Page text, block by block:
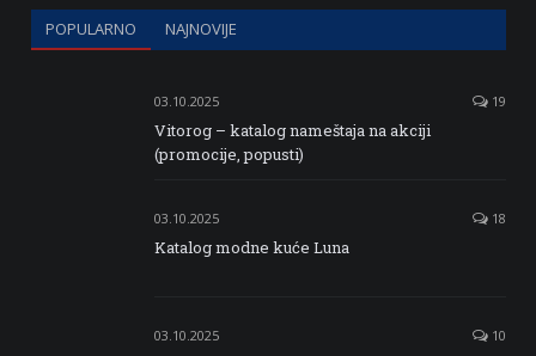
POPULARNO NAJNOVIJE
03.10.2025 19
Vitorog – katalog nameštaja na akciji
(promocije, popusti)
03.10.2025 18
Katalog modne kuće Luna
03.10.2025 10